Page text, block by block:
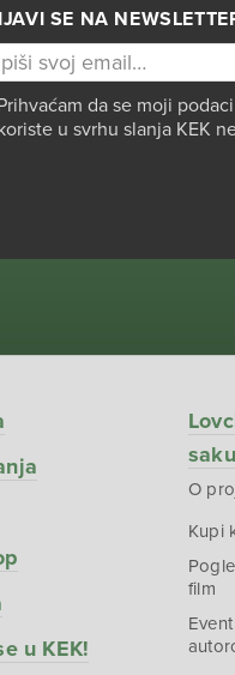
SE NA
da se moji
u svrhu slanja KEK
u KEK!
O
Kupi
film